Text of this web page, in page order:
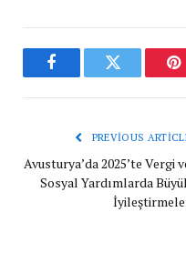
FacebookTwitter
PREVIOUS
Avusturya’da 2025’te Vergi
Sosyal Yardımlarda